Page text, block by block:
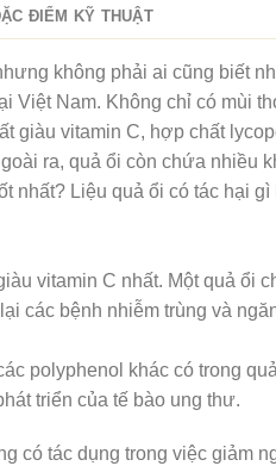
ĐIỂM KỸ THUẬT
không phải ai cũng biết
Việt Nam. Không chỉ có
giàu vitamin C, hợp chất
ra, quả ổi còn chứa nhiều
nhất? Liệu quả ổi có tác hại gì
vitamin C nhất. Một quả
các bệnh nhiễm trùng và
polyphenol khác có trong
triển của tế bào ung thư.
có tác dụng trong việc giảm